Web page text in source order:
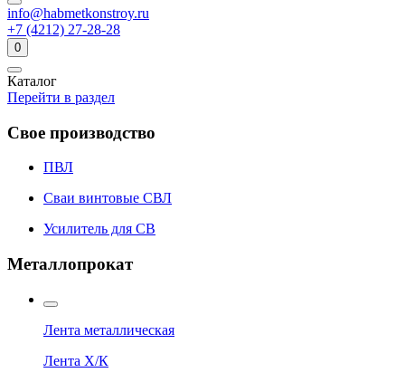
info@habmetkonstroy.ru
+7 (4212) 27-28-28
0
Каталог
Перейти в раздел
Свое производство
ПВЛ
Сваи винтовые СВЛ
Усилитель для СВ
Металлопрокат
Лента металлическая
Лента Х/К